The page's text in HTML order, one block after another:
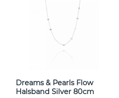
Dreams & Pearls Flow
Halsband Silver 80cm